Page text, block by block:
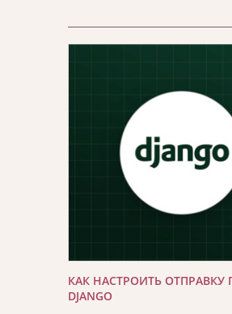
КАК НАСТРОИТЬ ОТПРАВКУ
DJANGO